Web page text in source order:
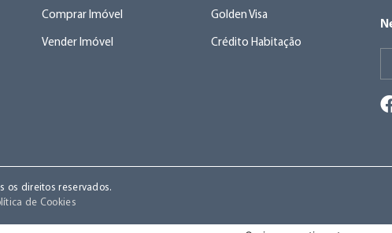
Comprar Imóvel
Vender Imóvel
Golden Visa
Crédito Habitação
os direitos reservados.
de Cookies